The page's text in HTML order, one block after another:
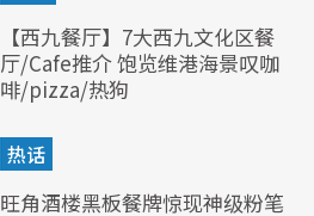
【西九餐厅】7大西九文化区餐
厅/Cafe推介 饱览维港海景叹咖
啡/pizza/热狗
热话
旺角酒楼黑板餐牌惊现神级粉笔